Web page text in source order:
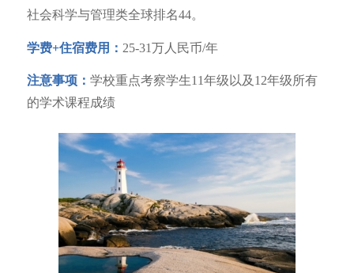
社会科学与管理类全球排名44。
学费+住宿费用： 25-31万人民币/年
注意事项： 学校重点考察学生11年级以及12年级所有
的学术课程成绩